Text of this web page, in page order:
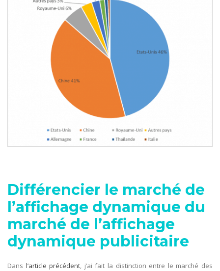
Différencier le marché de
l’affichage dynamique du
marché de l’affichage
dynamique publicitaire
Dans l’article précédent, j’ai fait la distinction entre le marché des